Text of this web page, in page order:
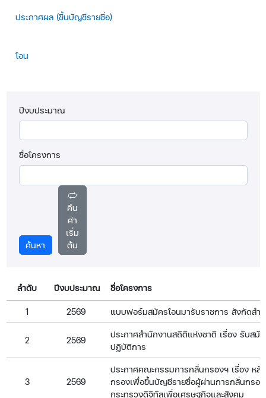
ประกาศผล (ขึ้นบัญชีรายชื่อ)
โอน
ปีงบประมาณ
ชื่อโครงการ
ค้นหา
คืน
ค่า
เริ่ม
ต้น
ลำดับ ปีงบประมาณ ชื่อโครงการ
1 2569 แบบฟอร์มสมัครโอนมารับราชการ สังกัดสำ
2 2569
ประกาศสำนักงานสถิติแห่งชาติ เรื่อง รับส
ปฏิบัติการ
3 2569
ประกาศคณะกรรมการกลั่นกรองฯ เรื่อง ห
กรองเพื่อขึ้นบัญชีรายชื่อผู้ผ่านการกลั่นกรอ
กระทรวงดิจิทัลเพื่อเศรษฐกิจและสังคม